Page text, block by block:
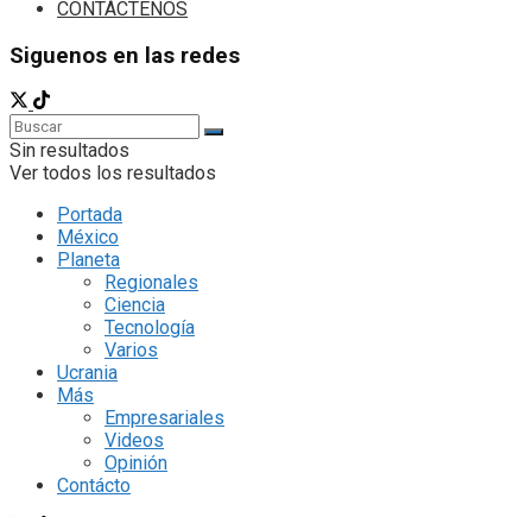
CONTÁCTENOS
Siguenos en las redes
Sin resultados
Ver todos los resultados
Portada
México
Planeta
Regionales
Ciencia
Tecnología
Varios
Ucrania
Más
Empresariales
Videos
Opinión
Contácto